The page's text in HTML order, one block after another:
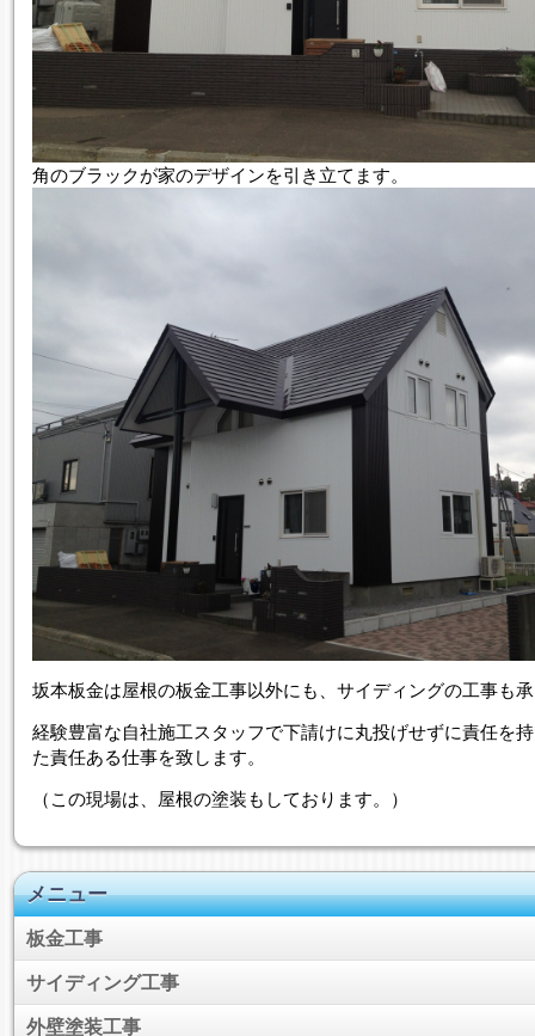
角のブラックが家のデザインを引き立てます。
坂本板金は屋根の板金工事以外にも、サイディングの工事も
経験豊富な自社施工スタッフで下請けに丸投げせずに責任を
た責任ある仕事を致します。
（この現場は、屋根の塗装もしております。）
メニュー
板金工事
サイディング工事
外壁塗装工事